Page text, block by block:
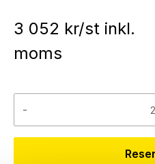
3 052 kr/st inkl.
moms
-